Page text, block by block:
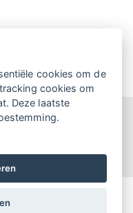
UP-TO-DATE
Voorwaarden
cookies om de
cookies om
Deze laatste